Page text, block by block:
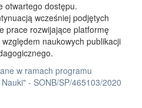
otwartego dostępu.
wcześniej podjętych
prace rozwijające platformę
naukowych publikacji
w ramach programu
- SONB/SP/465103/2020